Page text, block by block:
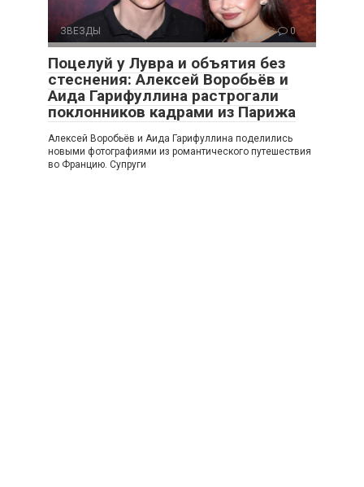
ЗВЕЗДЫ 0
Поцелуй у Лувра и объятия без
стеснения: Алексей Воробьёв и
Аида Гарифуллина растрогали
поклонников кадрами из Парижа
Алексей Воробьёв и Аида Гарифуллина поделились
новыми фотографиями из романтического путешествия
во Францию. Супруги